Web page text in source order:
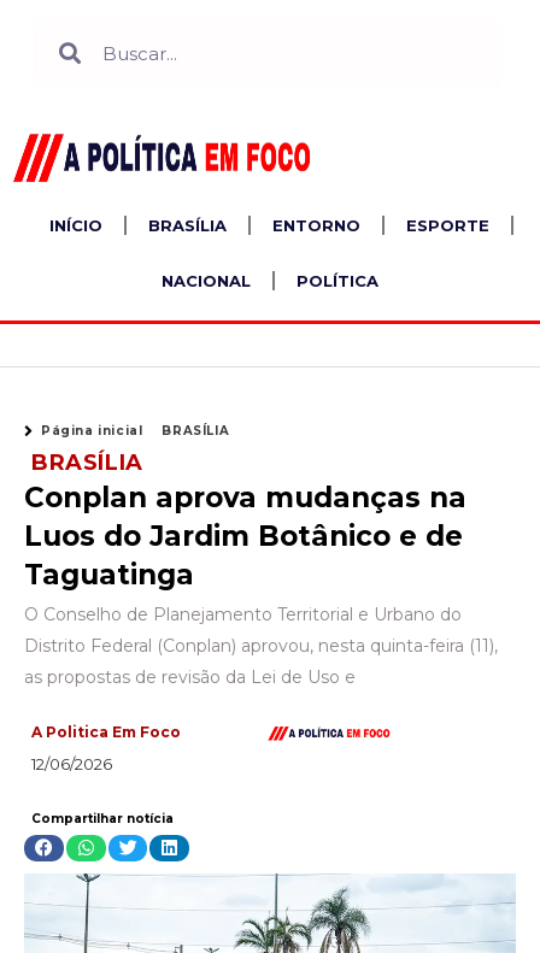
INÍCIO BRASÍLIA ENTORNO ESPORTE
NACIONAL POLÍTICA
Página inicial BRASÍLIA
BRASÍLIA
Conplan aprova mudanças na
Luos do Jardim Botânico e de
Taguatinga
O Conselho de Planejamento Territorial e Urbano do
Distrito Federal (Conplan) aprovou, nesta quinta-feira (11),
as propostas de revisão da Lei de Uso e
A Politica Em Foco
12/06/2026
Compartilhar notícia